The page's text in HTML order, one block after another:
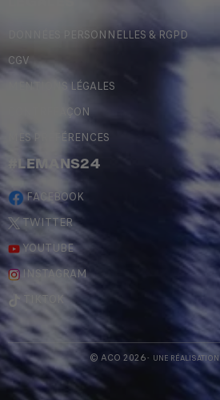
DONNÉES PERSONNELLES & RGPD
CGV
MENTIONS LÉGALES
CONTREFAÇON
MES PRÉFÉRENCES
#LEMANS24
FACEBOOK
TWITTER
YOUTUBE
INSTAGRAM
TIKTOK
© ACO 2026- UNE RÉALISATION